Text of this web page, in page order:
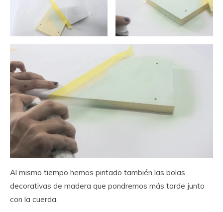
Al mismo tiempo hemos pintado también las bolas
decorativas de madera que pondremos más tarde junto
con la cuerda.